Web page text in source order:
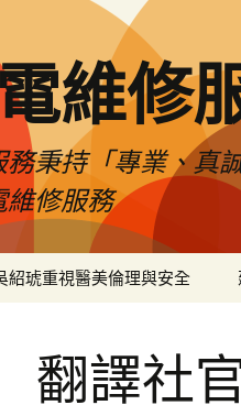
維修
秉持「專業、真
修服務
紹琥重視醫美倫理與安全
翻譯社